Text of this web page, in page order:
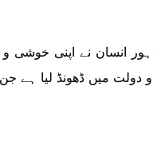
انسان نے اپنی خوشی
میں ڈھونڈ لیا ہے جن